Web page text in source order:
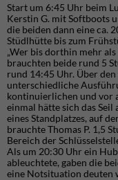
Start um 6:45 Uhr beim
Kerstin G. mit Softboots
die beiden dann eine ca.
Stüdlhütte bis zum
„Wer bis dorthin mehr
brauchten beide rund 5
rund 14:45 Uhr. Über
unterschiedliche
kontinuierlichen und vor
einmal hätte sich das
eines Standplatzes, auf
brauchte Thomas P. 1,5
Bereich der
Als um 20:30 Uhr ein
ableuchtete, gaben die
eine Notsituation deuten